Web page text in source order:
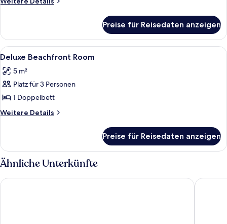
BEACHFRONT
ROOM
Preise für Reisedaten anzeigen
Alle
Fotos
für
Deluxe
Beachfront
Room
Ein Hotelzimmer mit Bett,
1
Deluxe Beachfront Room
5 m²
Platz für 3 Personen
1 Doppelbett
Weitere Details
Weitere
Beachfront
Room
Preise für Reisedaten anzeigen
Ähnliche Unterkünfte
Villa du Sud